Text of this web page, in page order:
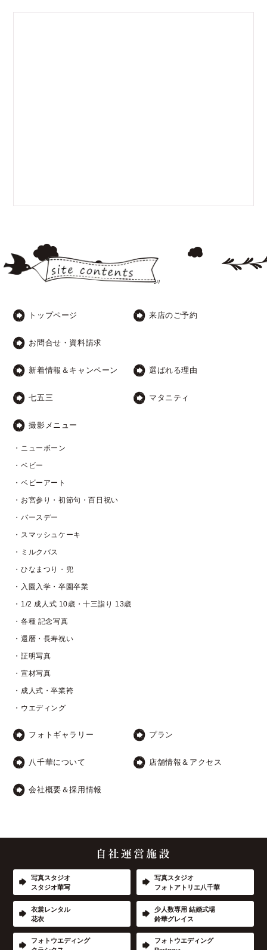
トップページ 来店のご予約
お問合せ・資料請求
新着情報＆キャンペーン 選ばれる理由
七五三 マタニティ
撮影メニュー
・ニューボーン
・ベビー
・ベビーアート
・お宮参り・初節句・百日祝い
・バースデー
・スマッシュケーキ
・ミルクバス
・ひなまつり・兜
・入園入学・卒園卒業
・1/2 成人式 10歳・十三詣り 13歳
・各種 記念写真
・還暦・長寿祝い
・証明写真
・宣材写真
・成人式・卒業袴
・ウエディング
フォトギャラリー プラン
八千華について 店舗情報＆アクセス
会社概要＆採用情報
写真スタジオ
スタジオ華写
写真スタジオ
フォトアトリエ八千華
衣裳レンタル
花衣
少人数専用 結婚式場
鈴華グレイス
フォトウエディング
フォトウエディング